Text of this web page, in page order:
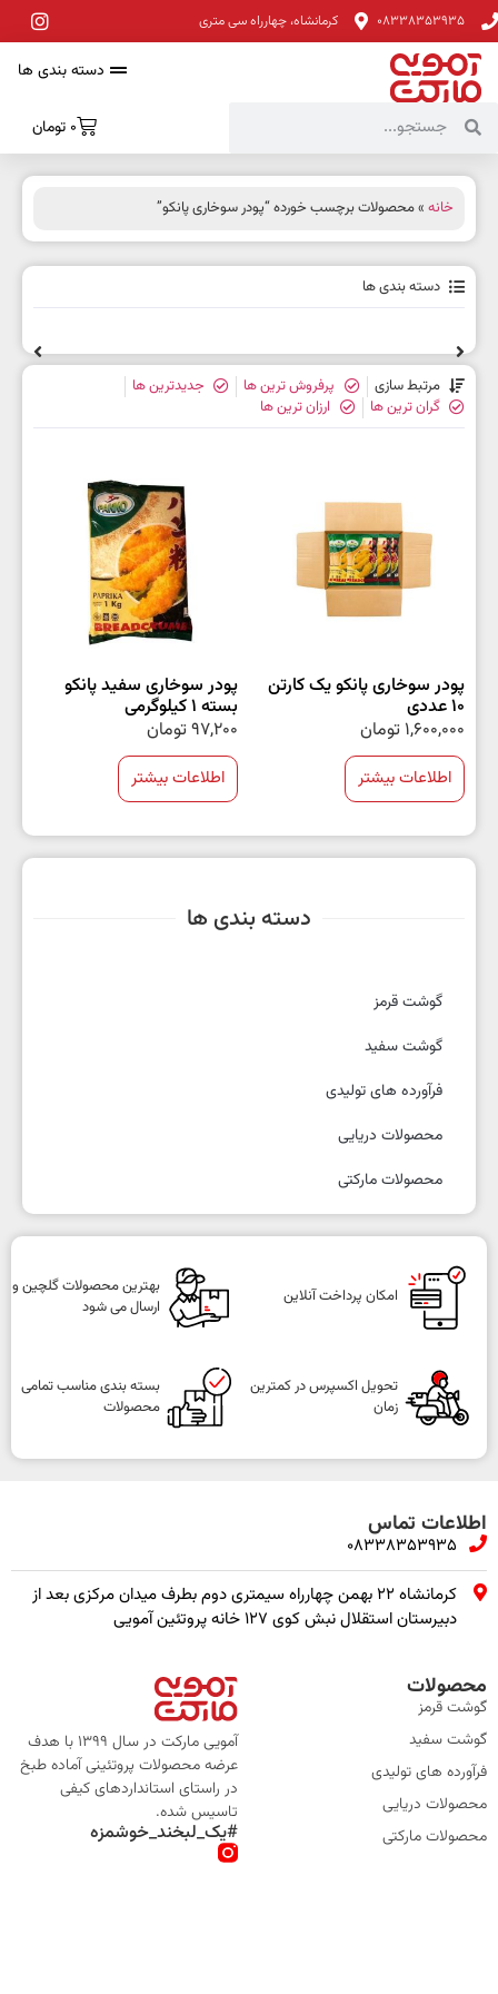
08338353935 کرمانشاه، چهارراه سی متری
دسته بندی ها
0 تومان
دسته بندی ها
گوشت قرمز
گوشت سفید
فرآورده های تولیدی
محصولات دریایی
محصولات مارکتی
خانه » محصولات برچسب خورده “پودر سوخاری پانکو”
دسته بندی ها
مرتبط سازی پرفروش ترین ها
جدیدترین ها
گران ترین ها
ارزان ترین ها
پودر سوخاری پانکو یک کارتن
10 عددی
1,600,000 تومان
اطلاعات بیشتر
پودر سوخاری سفید پانکو
بسته 1 کیلوگرمی
97,200تومان
اطلاعات بیشتر
امکان پرداخت آنلاین
بهترین محصولات گلچین و
ارسال می شود
تحویل اکسپرس در کمترین
زمان
بسته بندی مناسب تمامی
محصولات
اطلاعات تماس
08338353935
کرمانشاه ۲۲ بهمن چهارراه سیمتری دوم بطرف میدان مرکزی بعد از
دبیرستان استقلال نبش کوی ۱۲۷ خانه پروتئین آمویی
محصولات
گوشت قرمز
گوشت سفید
فرآورده های تولیدی
محصولات دریایی
محصولات مارکتی
آمویی مارکت در سال 1399 با هدف
عرضه محصولات پروتئینی آماده طبخ
در راستای استانداردهای کیفی
تاسیس شده.
#یک_لبخند_خوشمزه